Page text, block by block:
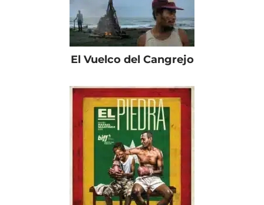
El Vuelco del Cangrejo